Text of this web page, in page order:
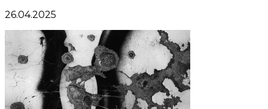
26.04.2025